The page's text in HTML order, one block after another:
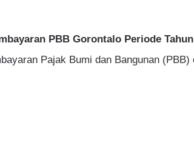
PBB Gorontalo Periode
Pajak Bumi dan Bangunan